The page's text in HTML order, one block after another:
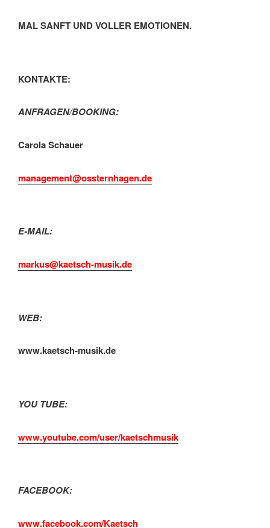
MAL SANFT UND VOLLER EMOTIONEN.
KONTAKTE:
ANFRAGEN/BOOKING:
Carola Schauer
management@ossternhagen.de
E-MAIL:
markus@kaetsch-musik.de
WEB:
www.kaetsch-musik.de
YOU TUBE:
www.youtube.com/user/kaetschmusik
FACEBOOK:
www.facebook.com/Kaetsch